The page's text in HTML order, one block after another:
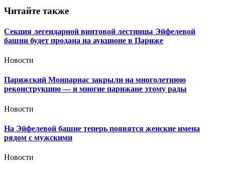
Читайте также
Секция легендарной винтовой лестницы Эйфелевой
башни будет продана на аукционе в Париже
Новости
Парижский Монпарнас закрыли на многолетнюю
реконструкцию — и многие парижане этому рады
Новости
На Эйфелевой башне теперь появятся женские имена
рядом с мужскими
Новости